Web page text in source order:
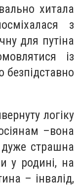
хитала
з
для путіна
із
логіку
–вона
страшна
у родині, на
– інвалід,